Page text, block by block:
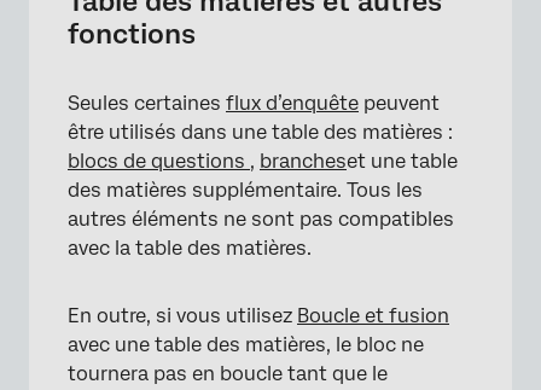
fonctions
Seules certaines flux d’enquête peuvent
être utilisés dans une table des matières :
blocs de questions , brancheset une table
des matières supplémentaire. Tous les
autres éléments ne sont pas compatibles
avec la table des matières.
En outre, si vous utilisez Boucle et fusion
avec une table des matières, le bloc ne
tournera pas en boucle tant que le